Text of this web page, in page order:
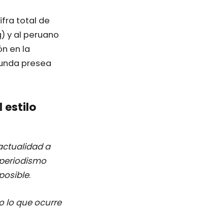
total de
y al peruano
en la
presea
estilo
a
.
lo que ocurre